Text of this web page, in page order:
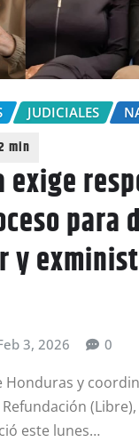
JUDICIALES
exige
para
y
3, 2026 0
Honduras y
(Libre),
este lunes…